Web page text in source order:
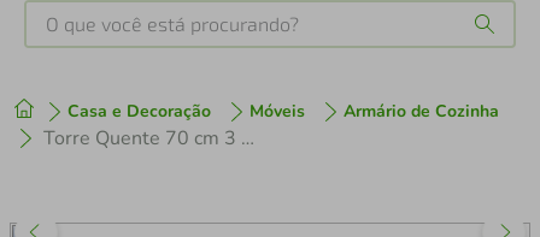
O que você está procurando?
Casa e Decoração Móveis Armário de Cozinha
Torre Quente 70 cm 3 Portas Branco/Preto Lux Madesa
1º tenis